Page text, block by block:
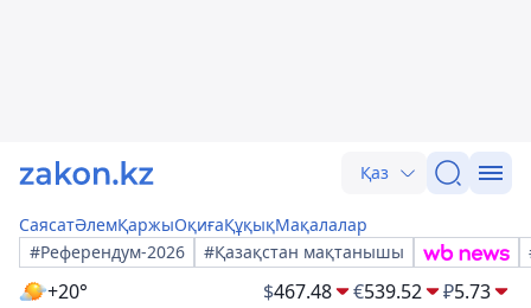
Қаз
СаясатӘлемҚаржыОқиғаҚұқықМақалалар
#Референдум-2026
#Қазақстан мақтанышы
+20° $467.48 €539.52 ₽5.73